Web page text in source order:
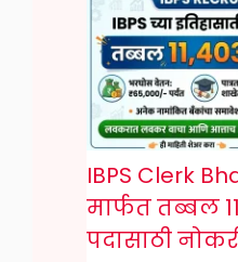
IBPS Clerk
मार्फत तब्बल
पदासाठी